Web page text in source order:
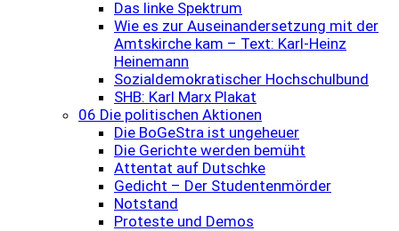
Das linke Spektrum
Wie es zur Auseinandersetzung mit der
Amtskirche kam – Text: Karl-Heinz
Heinemann
Sozialdemokratischer Hochschulbund
SHB: Karl Marx Plakat
06 Die politischen Aktionen
Die BoGeStra ist ungeheuer
Die Gerichte werden bemüht
Attentat auf Dutschke
Gedicht – Der Studentenmörder
Notstand
Proteste und Demos